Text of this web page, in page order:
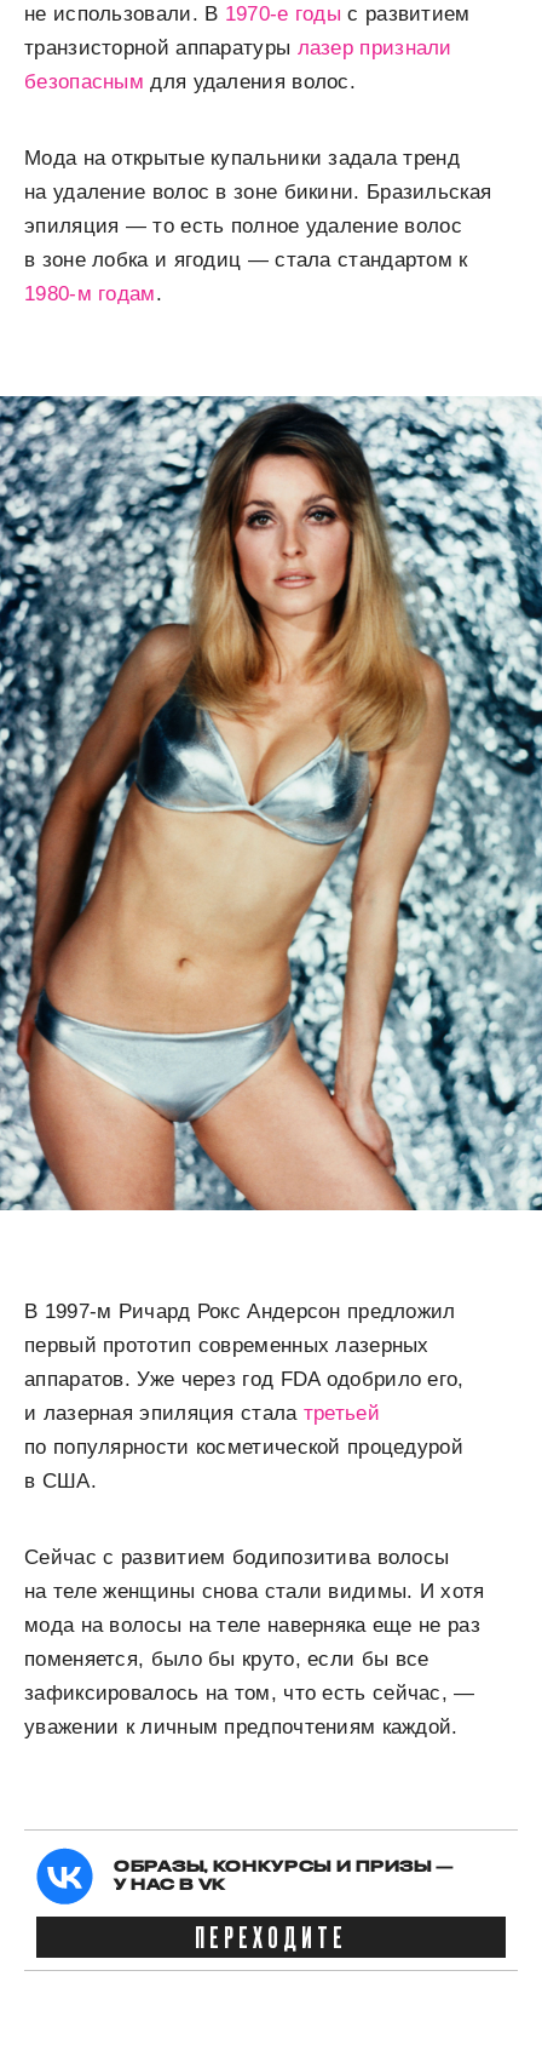
не использовали. В 1970-е годы с развитием
транзисторной аппаратуры лазер признали
безопасным для удаления волос.
Мода на открытые купальники задала тренд
на удаление волос в зоне бикини. Бразильская
эпиляция — то есть полное удаление волос
в зоне лобка и ягодиц — стала стандартом к
1980-м годам.
В 1997-м Ричард Рокс Андерсон предложил
первый прототип современных лазерных
аппаратов. Уже через год FDA одобрило его,
и лазерная эпиляция стала третьей
по популярности косметической процедурой
в США.
Сейчас с развитием бодипозитива волосы
на теле женщины снова стали видимы. Ихотя
мода на волосы на теле наверняка еще не раз
поменяется, было бы круто, если бы все
зафиксировалось на том, что есть сейчас, —
уважении к личным предпочтениям каждой.
ОБРАЗЫ, КОНКУРСЫ И ПРИЗЫ —
У НАС В VK
ПЕРЕХОДИТЕ